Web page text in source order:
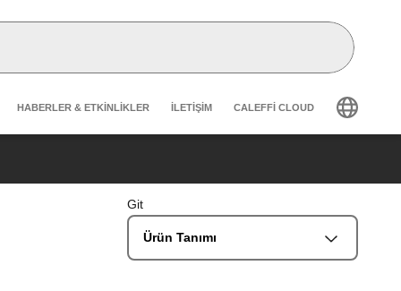
Header secondary navigation
HABERLER & ETKINLIKLER İLETIŞIM CALEFFI CLOUD
Git
Ürün Tanımı